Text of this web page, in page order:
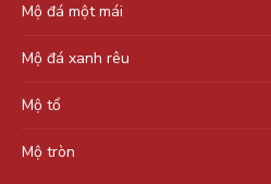
Mộ đá một mái
Mộ đá xanh rêu
Mộ tổ
Mộ tròn